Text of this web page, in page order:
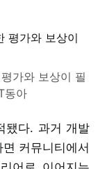
가와 보상이 필
동아
됐다. 과거 개발
커뮤니티에서